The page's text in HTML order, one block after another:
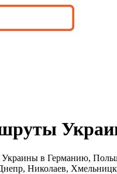
Украины в Германию,
Николаев,